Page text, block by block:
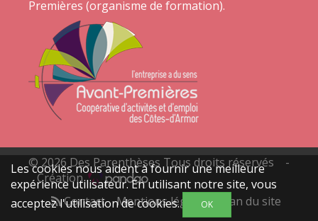
Les cookies nous aident à fournir une meilleure
expérience utilisateur. En utilisant notre site, vous
acceptez l'utilisation de cookies.
OK
Premières (organisme de formation).
© 2026 Des Parenthèses Tous droits réservés -
Création
Contact
Mentions légales Plan du site